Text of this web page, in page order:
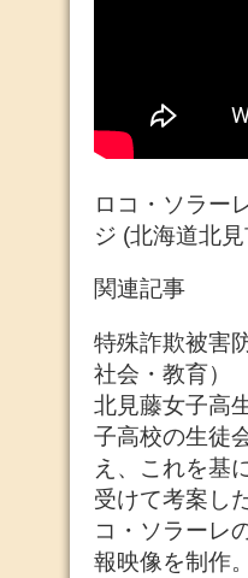
ロコ・ソラー
ジ (北海道北
関連記事
特殊詐欺被害
社会・教育）
北見藤女子高
子高校の生徒
え、これを基
受けて考案し
コ・ソラーレ
報映像を制作